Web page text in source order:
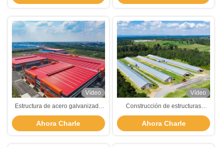
prefabricados personalizados
de acero Hangar de aviones
Vídeo
Estructura de acero galvanizado
almacén de perno / soldadura
conectar almacén de acero
prefabricado
Ahora Charle
Vídeo
Construcción de estructuras
prefabricadas de acero Casa de
pollo Granja a prueba de fuego
Construcción de estructuras de
Ahora Charle